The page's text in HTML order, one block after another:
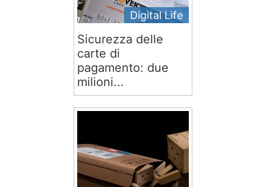
Digital Life
Sicurezza delle
carte di
pagamento: due
milioni...